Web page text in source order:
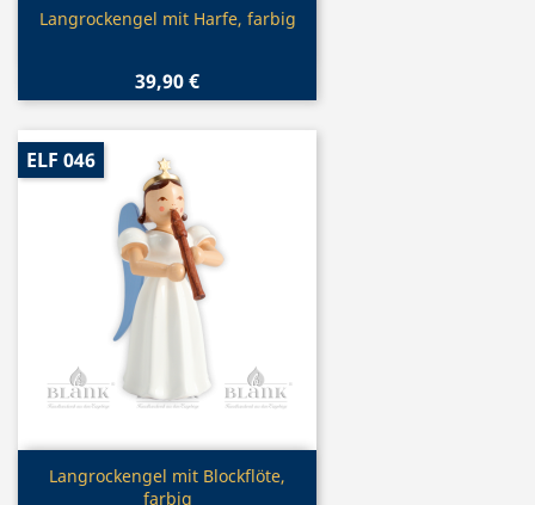
Vorschau
Langrockengel mit Harfe, farbig
39,90 €
Vorschau
Langrockengel mit Blockflöte,
farbig
ELF 046